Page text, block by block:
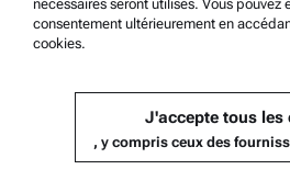
Company Information
Media relations
nécessaires seront utilisés. Vous pouvez
consentement ultérieurement en
cookies.
J'accepte tous les
, y compris ceux des